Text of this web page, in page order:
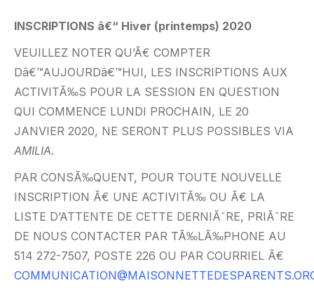
INSCRIPTIONS â€“ Hiver (printemps) 2020
VEUILLEZ NOTER QU’Ã€ COMPTER
Dâ€™AUJOURDâ€™HUI, LES INSCRIPTIONS AUX
ACTIVITÃ‰S POUR LA SESSION EN QUESTION
QUI COMMENCE LUNDI PROCHAIN, LE 20
JANVIER 2020, NE SERONT PLUS POSSIBLES VIA
AMILIA.
PAR CONSÃ‰QUENT, POUR TOUTE NOUVELLE
INSCRIPTION Ã€ UNE ACTIVITÃ‰ OU Ã€ LA
LISTE D’ATTENTE DE CETTE DERNIÃˆRE, PRIÃˆRE
DE NOUS CONTACTER PAR TÃ‰LÃ‰PHONE AU
514 272-7507, POSTE 226 OU PAR COURRIEL Ã€